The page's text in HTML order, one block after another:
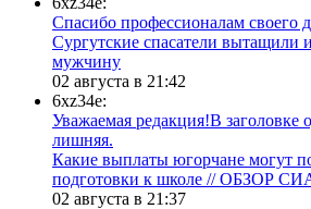
Спасибо профессионалам своего
Сургутские спасатели вытащили
мужчину
02 августа в 21:42
6xz34e:
Уважаемая редакция!В заголовке
лишняя.
Какие выплаты югорчане могут
подготовки к школе // ОБЗОР
02 августа в 21:37